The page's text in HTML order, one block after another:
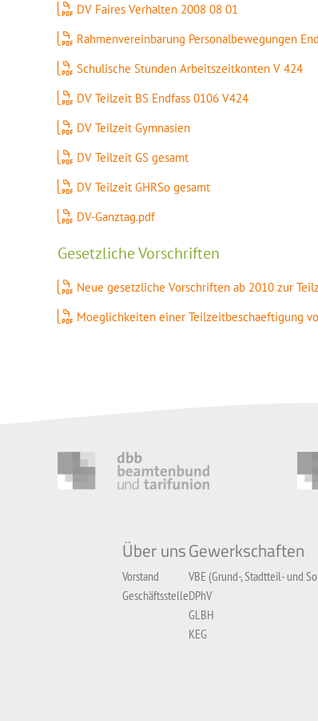
DV Faires Verhalten 2008 08 01
Rahmenvereinbarung Personalbewegungen
Schulische Stunden Arbeitszeitkonten V 424
DV Teilzeit BS Endfass 0106 V424
DV Teilzeit Gymnasien
DV Teilzeit GS gesamt
DV Teilzeit GHRSo gesamt
DV-Ganztag.pdf
Gesetzliche Vorschriften
Neue gesetzliche Vorschriften ab 2010 zur
Moeglichkeiten einer Teilzeitbeschaeftigung
Über uns
Vorstand
Geschäftsstelle
Gewerkschaften
VBE (Grund-, Stadtteil- und
DPhV
GLBH
KEG